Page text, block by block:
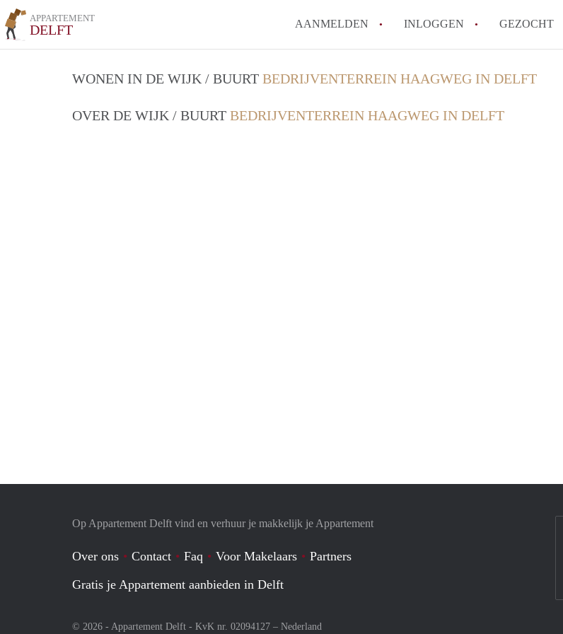
APPARTEMENT
DELFT AANMELDEN INLOGGEN GEZOCHT
Wat is AppartementDelft?
WONEN IN DE WIJK / BUURT BEDRIJVENTERREIN HAAGWEG IN DELFT
OVER DE WIJK / BUURT BEDRIJVENTERREIN HAAGWEG IN DELFT
Op Appartement Delft vind en verhuur je makkelijk je Appartement
Over ons Contact Faq Voor Makelaars
Partners
Gratis je Appartement aanbieden in Delft
© 2026 - Appartement Delft - KvK nr. 02094127 – Nederland